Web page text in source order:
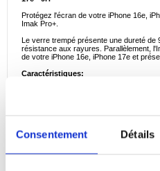
Consentement Détails
Protégez l'écran de votre iPhone 16e,
Imak Pro+.
Le verre trempé présente une dureté de
résistance aux rayures. Parallèlement,
de votre iPhone 16e, iPhone 17e et
Caractéristiques:
- Fabriqué en verre trempé haut de
- Couverture complète, garde
- Installation facile, ne laisse aucun